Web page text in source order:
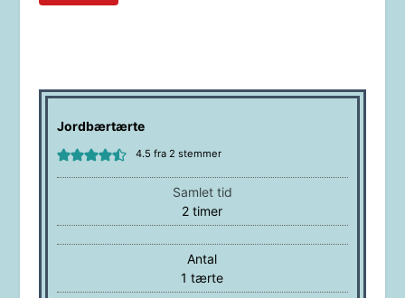
Jordbærtærte
4.5 fra 2 stemmer
Samlet tid
2timer
timer
Antal
1 tærte